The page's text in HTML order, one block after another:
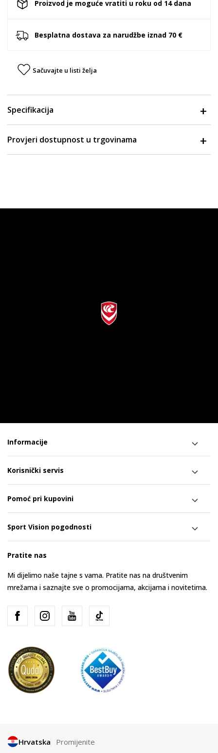
Proizvod je moguće vratiti u roku od 14 dana
Besplatna dostava za narudžbe iznad 70 €
Sačuvajte u listi želja
Specifikacija
Provjeri dostupnost u trgovinama
Informacije
Korisnički servis
Pomoć pri kupovini
Sport Vision pogodnosti
Pratite nas
Mi dijelimo naše tajne s vama. Pratite nas na društvenim
mrežama i saznajte sve o promocijama, akcijama i novitetima.
Hrvatska Promijenite